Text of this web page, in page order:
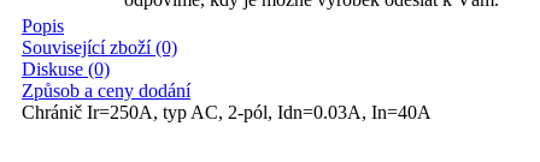
Popis
Související zboží (0)
Diskuse (0)
Způsob a ceny dodání
Chránič Ir=250A, typ AC, 2-pól, Idn=0.03A, In=40A